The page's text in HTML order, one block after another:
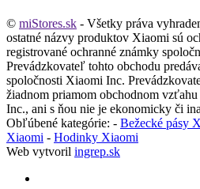
© miStores.sk - Všetky práva
ostatné názvy produktov Xiaomi sú
registrované ochranné známky
Prevádzkovateľ tohto obchodu
spoločnosti Xiaomi Inc.
žiadnom priamom obchodnom
Inc., ani s ňou nie je ekonomicky či
Obľúbené kategórie: - Bežecké pásy
Xiaomi - Hodinky Xiaomi
Web vytvoril ingrep.sk